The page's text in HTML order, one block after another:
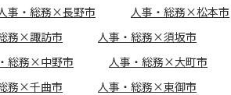
事・総務×長野市 人事・総務×松本市
務×諏訪市 人事・総務×須坂市
総務×中野市 人事・総務×大町市
務×千曲市 人事・総務×東御市